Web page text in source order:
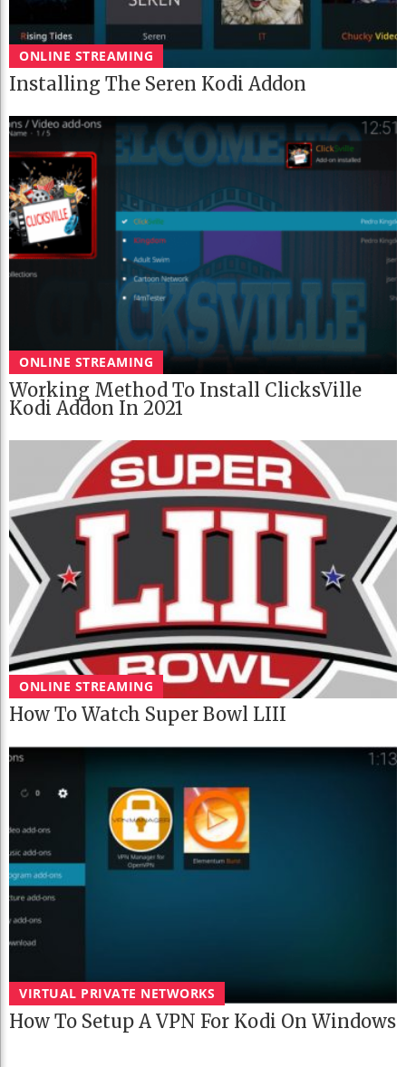
ONLINE STREAMING
Installing The Seren Kodi Addon
ONLINE STREAMING
Working Method To Install ClicksVille
Kodi Addon In 2021
ONLINE STREAMING
How To Watch Super Bowl LIII
VIRTUAL PRIVATE NETWORKS
How To Setup A VPN For Kodi On Windows